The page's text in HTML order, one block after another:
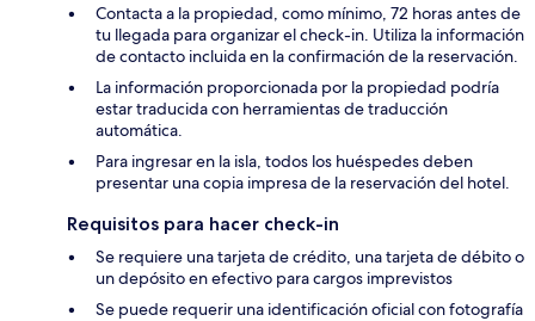
Contacta a la propiedad, como mínimo, 72 horas antes de
tu llegada para organizar el check-in. Utiliza la información
de contacto incluida en la confirmación de la reservación.
La información proporcionada por la propiedad podría
estar traducida con herramientas de traducción
automática.
Para ingresar en la isla, todos los huéspedes deben
presentar una copia impresa de la reservación del hotel.
Requisitos para hacer check-in
Se requiere una tarjeta de crédito, una tarjeta de débito o
un depósito en efectivo para cargos imprevistos
Se puede requerir una identificación oficial con fotografía